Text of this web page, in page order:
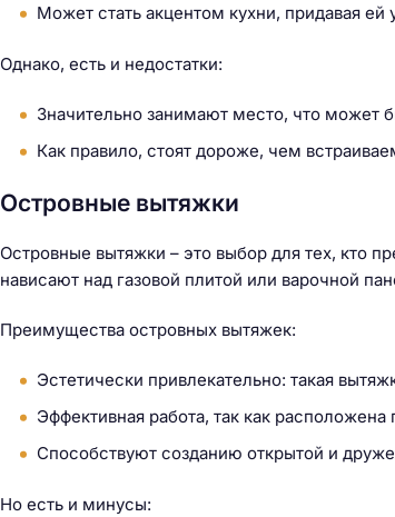
Может стать акцентом кухни, придавая ей
Однако, есть и недостатки:
Значительно занимают место, что может
Как правило, стоят дороже, чем
Островные вытяжки
Островные вытяжки – это выбор для тех, кто
нависают над газовой плитой или варочной
Преимущества островных вытяжек:
Эстетически привлекательно: такая
Эффективная работа, так как
Способствуют созданию открытой и
Но есть и минусы: